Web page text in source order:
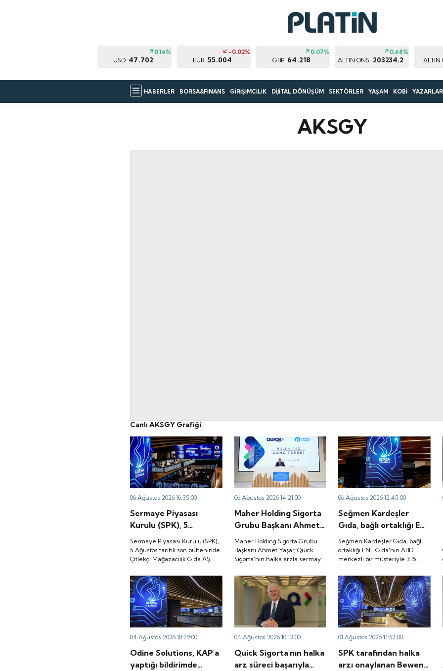
USD 47.702
0.16%
EUR 55.004
-0.02%
GBP 64.218
0.07%
ALTIN ONS 203234.2
0.68%
ALTIN
HABERLER BORSA&FİNANS GİRİŞİMCİLİK DİJİTAL DÖNÜŞÜM SEKTÖRLER YAŞAM KOBİ YAZARLAR
AKSGY
Canlı AKSGY Grafiği
06 Ağustos 2026 16:35:00
Sermaye Piyasası
Kurulu (SPK), 5
Ağustos tarihli son
bülteninde Çitlekçi
Mağazacılık Gıda AŞ,
Kalıp Plastik Sanayi ve
Ticaret AŞ, Türker
Vangölü Enerji Yatırım
AŞ, Kapeks Kimya
Sanayi AŞ'nin halka
arzlarına onay verdiği
duyurdu.
Sermaye Piyasası Kurulu (SPK),
5 Ağustos tarihli son bülteninde
Çitlekçi Mağazacılık Gıda AŞ,
Plastik Sanayi ve Ticaret AŞ,
Türker Vangölü Enerji Yatırım
AŞ, Kapeks Kimya Sanayi
AŞ'nin halka arzlarına onay
verdiği duyurdu.
06 Ağustos 2026 14:21:00
Maher Holding Sigorta
Grubu Başkanı Ahmet
Yaşar, Quick Sigorta'nın
halka arzla sermaye
yapısını güçlendirmenin
büyüme, şeffaflık,
hesap verebilirlik ve
kurumsal yönetişim
alanlarında yeni bir
döneme girdiğini
belirtti.
Maher Holding Sigorta Grubu
Başkanı Ahmet Yaşar, Quick
Sigorta'nın halka arzla sermaye
sıra sürdürülebilir büyüme,
şeffaflık, hesap verebilirlik ve
kurumsal yönetişim alanlarında
yeni bir döneme girdiğini
06 Ağustos 2026 12:45:00
Seğmen Kardeşler
Gıda, bağlı ortaklığı ENF
Gıda'nın ABD merkezli
bir müşteriyle 3.15
milyon dolarlık ürün
imzaladığını duyurdu.
Seğmen Kardeşler Gıda, bağlı
ortaklığı ENF Gıda'nın ABD
merkezli bir müşteriyle 3.15
sözleşmesi imzaladığını
duyurdu.
04 Ağustos 2026 10:29:00
Odine Solutions, KAP'a
yaptığı bildirimde
04 Ağustos 2026 10:13:00
Quick Sigorta'nın halka
arz süreci başarıyla
01 Ağustos 2026 11:52:00
SPK tarafından halka
arzı onaylanan Bewen